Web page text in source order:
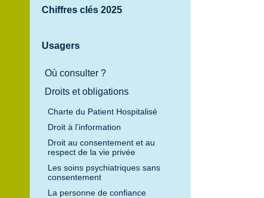
Chiffres clés 2025
Usagers
Où consulter ?
Droits et obligations
Charte du Patient Hospitalisé
Droit à l’information
Droit au consentement et au
respect de la vie privée
Les soins psychiatriques sans
consentement
La personne de confiance